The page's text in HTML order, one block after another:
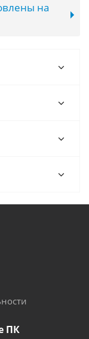
на
ПК